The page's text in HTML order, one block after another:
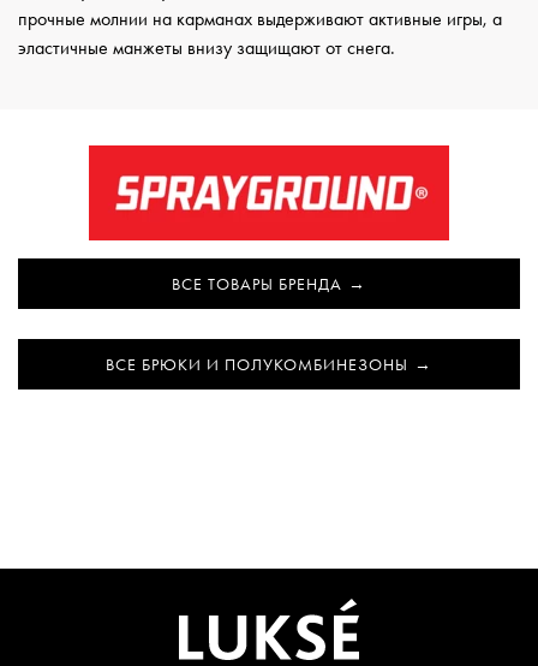
прочные молнии на карманах выдерживают активные игры, а
эластичные манжеты внизу защищают от снега.
ВСЕ ТОВАРЫ БРЕНДА
ВСЕ БРЮКИ И ПОЛУКОМБИНЕЗОНЫ